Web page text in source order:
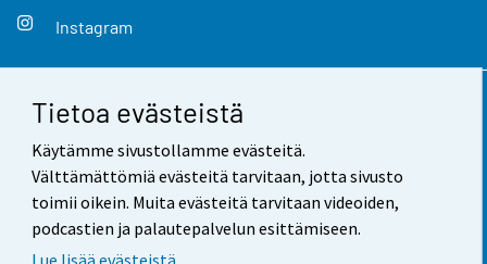
Tietoa evästeistä
Käytämme sivustollamme evästeitä.
Välttämättömiä evästeitä tarvitaan, jotta sivusto
toimii oikein. Muita evästeitä tarvitaan videoiden,
podcastien ja palautepalvelun esittämiseen.
Instagram
Yhteystiedot
Palaute
Käyttöehdot